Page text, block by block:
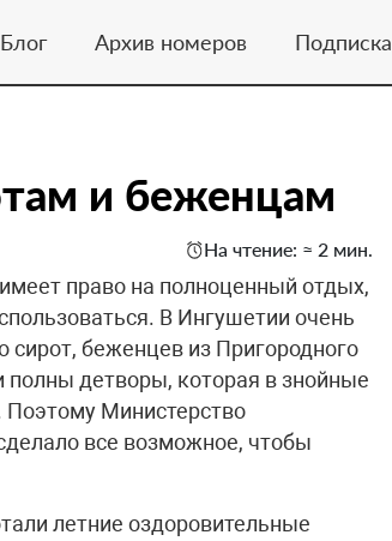
Блог Архив номеров Подписка
и беженцам
На чтение: ≈ 2 мин.
право на полноценный отдых,
В Ингушетии очень
беженцев из Пригородного
детворы, которая в знойные
Поэтому Министерство
все возможное, чтобы
летние оздоровительные